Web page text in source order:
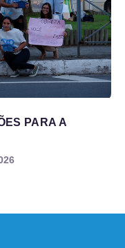
PARA A